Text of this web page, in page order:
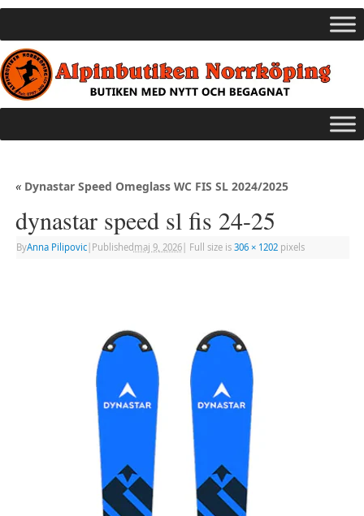
«Dynastar Speed ​​Omeglass WC FIS SL 2024/2025
dynastar speed sl fis 24-25
ByAnna Pilipovic| Published maj 9, 2026| Full size is 306 × 1202pixels